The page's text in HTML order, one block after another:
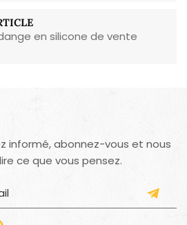
en silicone de vente
informé, abonnez-vous et nous
ce que vous pensez.